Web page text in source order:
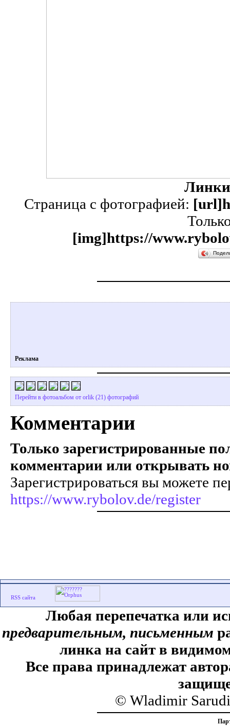
Страница с фотографией:
[img]https://
Реклама
Перейти в фотоальбом от orlik (21) фотографий
Комментарии
Только зарегистрированные
комментарии или открывать
Зарегистрироваться вы можете
https://www.rybolov.de/register
Любая перепечатка или
предварительным, письменным
линка на сайт в
Все права принадлежат
© Wladimir